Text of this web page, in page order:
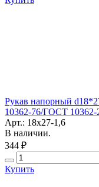
Рукав напорный
10362-76/ГОСТ 10362-
Арт.: 18х27-1,6
В наличии.
344 ₽
Купить